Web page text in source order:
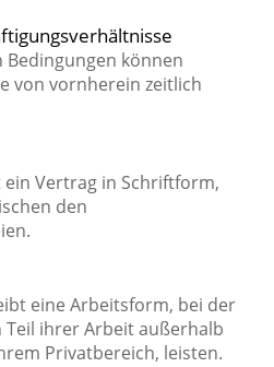
können
von vornherein zeitlich
Vertrag in Schriftform,
den
eine Arbeitsform, bei der
Teil ihrer Arbeit außerhalb
Privatbereich, leisten.